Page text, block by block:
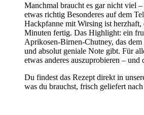
Manchmal braucht es gar nicht viel
etwas richtig Besonderes auf dem
Hackpfanne mit Wirsing ist
Minuten fertig. Das Highlight: ein
Aprikosen-Birnen-Chutney, das
und absolut geniale Note gibt. Für
etwas anderes auszuprobieren – und
Du findest das Rezept direkt in
was du brauchst, frisch geliefert